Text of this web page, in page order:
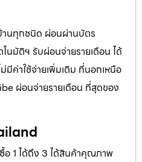
านทุกชนิด ผ่อนผ่านบัตร
มัติฯ รับผ่อนจ่ายรายเดือน ได้
ค่าใช้จ่ายเพิ่มเติม ที่นอกเหนือ
ผ่อนจ่ายรายเดือน ที่สุดของ
อ 1 ได้ถึง 3 ได้สินค้าคุณภาพ